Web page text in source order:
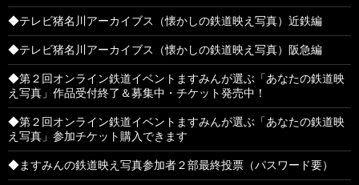
◆テレビ猪名川アーカイブス（懐かしの鉄道映え写真）近鉄編
◆テレビ猪名川アーカイブス（懐かしの鉄道映え写真）阪急編
◆第２回オンライン鉄道イベントますみんが選ぶ「あなたの鉄道映
え写真」作品受付終了＆募集中・チケット発売中！
◆第２回オンライン鉄道イベントますみんが選ぶ「あなたの鉄道映
え写真」参加チケット購入できます
◆ますみんの鉄道映え写真参加者２部最終投票（パスワード要）